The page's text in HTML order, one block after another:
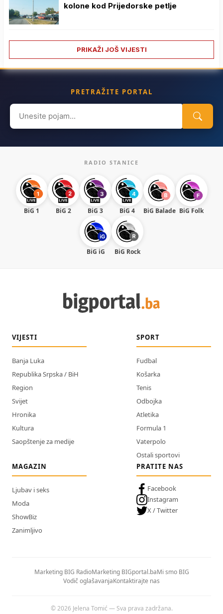
kolone kod Prijedorske petlje
PRIKAŽI JOŠ VIJESTI
PRETRAŽITE PORTAL
Search
for:
RADIO STANICE
BiG 1 BiG 2 BiG 3 BiG 4 BiG Balade BiG Folk
BiG iG BiG Rock
VIJESTI
Banja Luka
Republika Srpska / BiH
Region
Svijet
Hronika
Kultura
Saopštenje za medije
SPORT
Fudbal
Košarka
Tenis
Odbojka
Atletika
Formula 1
Vaterpolo
Ostali sportovi
MAGAZIN
Ljubav i seks
Moda
ShowBiz
Zanimljivo
PRATITE NAS
Facebook
Instagram
X / Twitter
Marketing BIG RadioMarketing BIGportal.baMi smo BIG
Vodič oglašavanjaKontaktirajte nas
© 2026 Jelena Tomić — Sva prava zadržana.